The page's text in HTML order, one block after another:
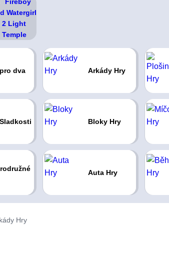
dva Arkády Hry
Bloky Hry
Auta Hry
Hry